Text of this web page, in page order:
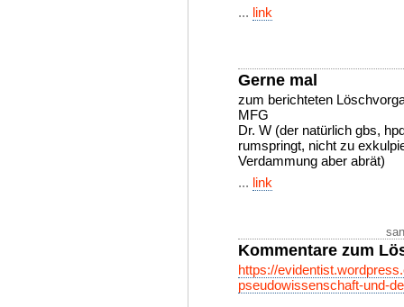
... link
Gerne mal
zum berichteten
MFG
Dr. W (der natürlich gbs,
rumspringt, nicht zu
Verdammung aber abrät)
... link
Kommentare zum
https://
pseudowissenschaft-und-